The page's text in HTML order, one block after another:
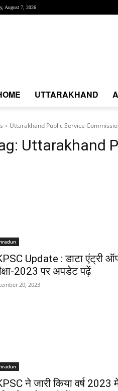
August 7, 2026
UTTARAKHAND
Uttarakhand Public Service
Uttarakhand
Update : डाटा एंट्री
2023 पर अपडेट पढ़ें
20, 2023
ने जारी किया वर्ष 2023